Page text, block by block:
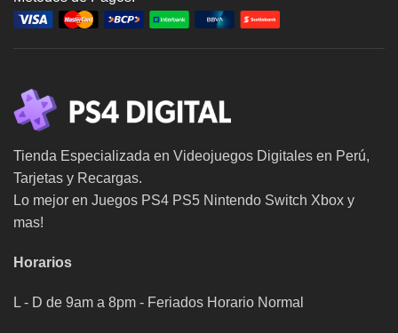
Tienda Especializada en Videojuegos Digitales en Perú,
Tarjetas y Recargas.
Lo mejor en Juegos PS4 PS5 Nintendo Switch Xbox y
mas!
Horarios
L - D de 9am a 8pm - Feriados Horario Normal